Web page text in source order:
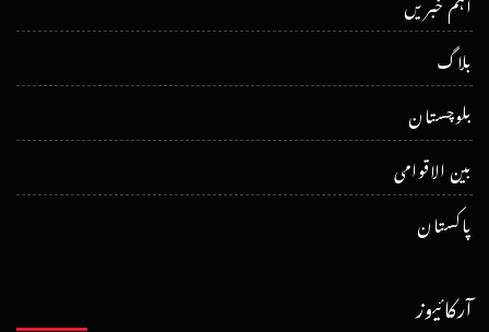
بلاگ
بلوچستان
بین الاقوامی
پاکستان
آرکائیوز